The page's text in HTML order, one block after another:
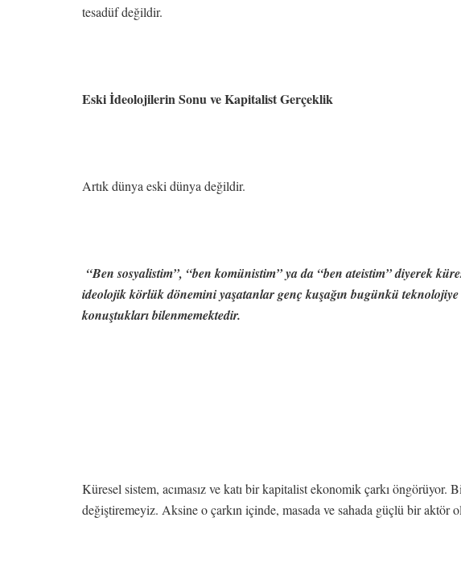
tesadüf değildir.
Eski İdeolojilerin Sonu ve Kapitalist Gerçeklik
Artık dünya eski dünya değildir.
“Ben sosyalistim”, “ben komünistim” ya da “ben ateistim” diyerek
ideolojik körlük dönemini yaşatanlar genç kuşağın bugünkü
konuştukları bilenmemektedir.
Küresel sistem, acımasız ve katı bir kapitalist ekonomik çarkı öngörüyor.
değiştiremeyiz. Aksine o çarkın içinde, masada ve sahada güçlü bir aktör